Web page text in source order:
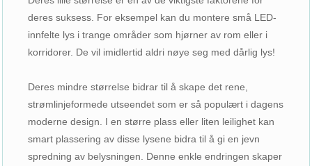
deres suksess. For eksempel kan du montere små LED-
innfelte lys i trange områder som hjørner av rom eller i
korridorer. De vil imidlertid aldri nøye seg med dårlig lys!
Deres mindre størrelse bidrar til å skape det rene,
strømlinjeformede utseendet som er så populært i dagens
moderne design. I en større plass eller liten leilighet kan
smart plassering av disse lysene bidra til å gi en jevn
spredning av belysningen. Denne enkle endringen skaper